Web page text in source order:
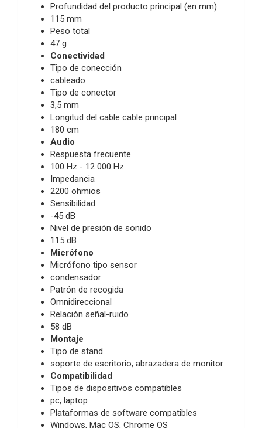
Profundidad del producto principal (en mm)
115 mm
Peso total
47 g
Conectividad
Tipo de conección
cableado
Tipo de conector
3,5 mm
Longitud del cable cable principal
180 cm
Audio
Respuesta frecuente
100 Hz - 12 000 Hz
Impedancia
2200 ohmios
Sensibilidad
-45 dB
Nivel de presión de sonido
115 dB
Micrófono
Micrófono tipo sensor
condensador
Patrón de recogida
Omnidireccional
Relación señal-ruido
58 dB
Montaje
Tipo de stand
soporte de escritorio, abrazadera de monitor
Compatibilidad
Tipos de dispositivos compatibles
pc, laptop
Plataformas de software compatibles
Windows, Mac OS, Chrome OS